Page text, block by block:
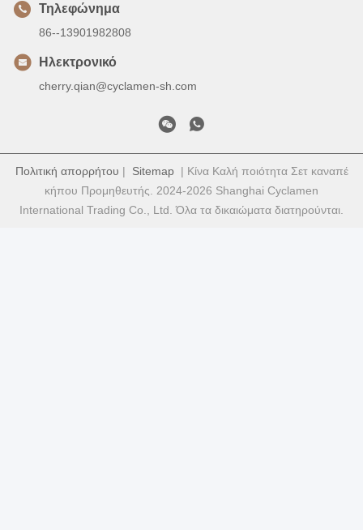
Τηλεφώνημα
86--13901982808
Ηλεκτρονικό
cherry.qian@cyclamen-sh.com
Πολιτική απορρήτου | Sitemap| Κίνα Καλή ποιότητα Σετ καναπέ
κήπου Προμηθευτής. 2024-2026 Shanghai Cyclamen
International Trading Co., Ltd. Όλα τα δικαιώματα διατηρούνται.